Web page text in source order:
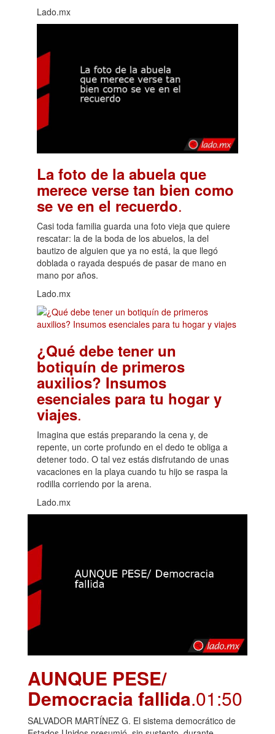
Lado.mx
La foto de la abuela que
merece verse tan bien como
se ve en el recuerdo.
Casi toda familia guarda una foto vieja que quiere
rescatar: la de la boda de los abuelos, la del
bautizo de alguien que ya no está, la que llegó
doblada o rayada después de pasar de mano en
mano por años.
Lado.mx
¿Qué debe tener un
botiquín de primeros
auxilios? Insumos
esenciales para tu hogar y
viajes.
Imagina que estás preparando la cena y, de
repente, un corte profundo en el dedo te obliga a
detener todo. O tal vez estás disfrutando de unas
vacaciones en la playa cuando tu hijo se raspa la
rodilla corriendo por la arena.
Lado.mx
AUNQUE PESE/
Democracia fallida.01:50
SALVADOR MARTÍNEZ G. El sistema democrático de